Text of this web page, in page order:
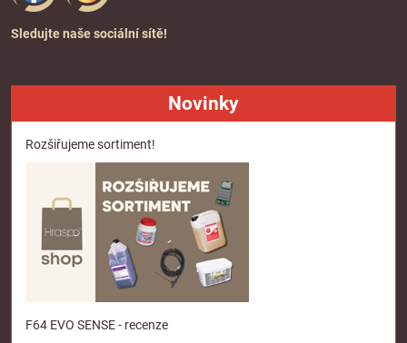
Sledujte naše sociální sítě!
Novinky
Rozšiřujeme sortiment!
F64 EVO SENSE - recenze